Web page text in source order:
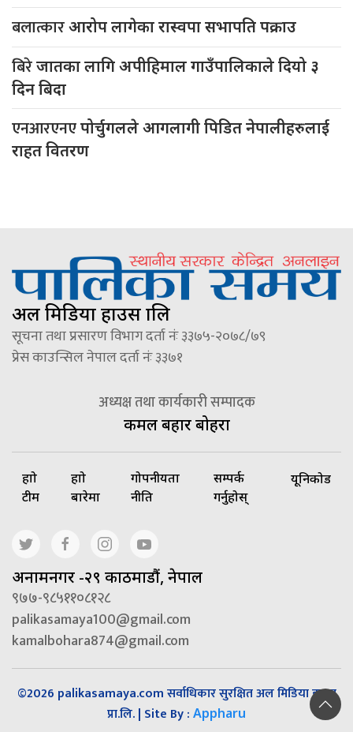
बलात्कारआरोप लागेका रास्वपा सभापति पक्राउ
बिरेजातका लागि अपीहिमाल गाउँपालिकाले दियो ३
दिन बिदा
एनआरएनएपोर्चुगलले आगलागी पिडित नेपालीहरुलाई
राहत वितरण
अल मिडिया हाउस प्रालि
सूचना तथा प्रसारण विभाग दर्ता नंः ३३७५-२०७८/७९
प्रेस काउन्सिल नेपाल दर्ता नंः ३३७१
अध्यक्ष तथा कार्यकारी सम्पादक
कमल बहादुर बोहरा
हाम्रो
टीम
हाम्रो
बारेमा
गोपनीयता
नीति
सम्पर्क
गर्नुहोस्
यूनिकोड
अनामनगर -२९ काठमाडौं, नेपाल
९७७-९८५११०८१२८
palikasamaya100@gmail.com
kamalbohara874@gmail.com
©2026 palikasamaya.com सर्वाधिकार सुरक्षित अल मिडिया हाउस
प्रा.लि. | Site By : Appharu